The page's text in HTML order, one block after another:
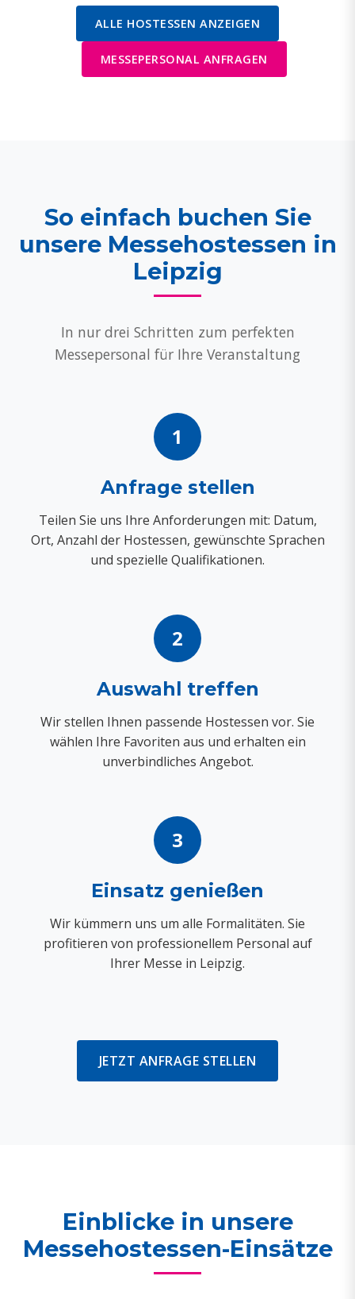
ALLE HOSTESSEN ANZEIGEN
MESSEPERSONAL ANFRAGEN
So einfach buchen Sie
unsere Messehostessen in
Leipzig
In nur drei Schritten zum perfekten
Messepersonal für Ihre Veranstaltung
1
Anfrage stellen
Teilen Sie uns Ihre Anforderungen mit: Datum,
Ort, Anzahl der Hostessen, gewünschte Sprachen
und spezielle Qualifikationen.
2
Auswahl treffen
Wir stellen Ihnen passende Hostessen vor. Sie
wählen Ihre Favoriten aus und erhalten ein
unverbindliches Angebot.
3
Einsatz genießen
Wir kümmern uns um alle Formalitäten. Sie
profitieren von professionellem Personal auf
Ihrer Messe in Leipzig.
JETZT ANFRAGE STELLEN
Einblicke in unsere
Messehostessen-Einsätze